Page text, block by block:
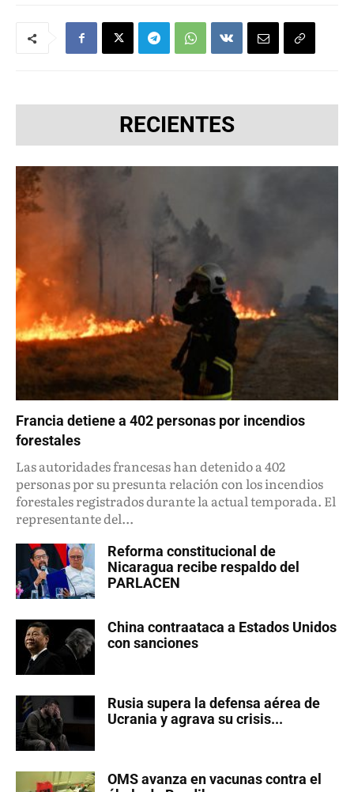
RECIENTES
Francia detiene a 402 personas por incendios
forestales
Las autoridades francesas han detenido a 402
personas por su presunta relación con los incendios
forestales registrados durante la actual temporada. El
representante del...
Reforma constitucional de
Nicaragua recibe respaldo del
PARLACEN
China contraataca a Estados Unidos
con sanciones
Rusia supera la defensa aérea de
Ucrania y agrava su crisis...
OMS avanza en vacunas contra el